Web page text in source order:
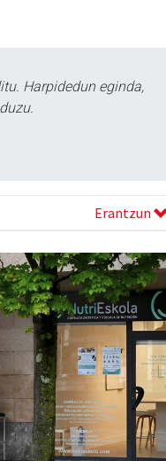
Harpidedun eginda,
Erantzun